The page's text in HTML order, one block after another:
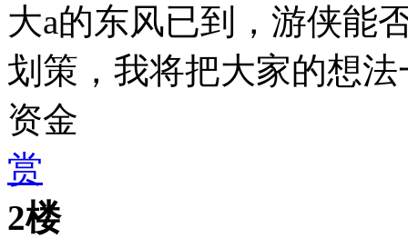
大a的东风已到，游侠能
划策，我将把大家的想
资金
赏
2楼